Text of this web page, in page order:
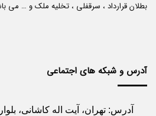
بطلان قرارداد ، سرقفلی ، تخلیه ملک و … می
آدرس و شبکه های اجتماعی
آدرس: تهران، آیت اله کاشانی،